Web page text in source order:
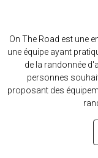
On The Road est une
une équipe ayant
de la randonnée
personnes
proposant des